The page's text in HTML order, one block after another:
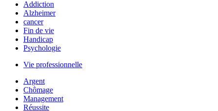
Addiction
Alzheimer
cancer
Fin de vie
Handicap
Psychologie
Vie professionnelle
Argent
Chômage
Management
Réussite